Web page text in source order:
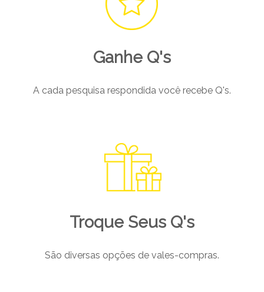
Ganhe Q's
A cada pesquisa respondida você recebe Q's.
Troque Seus Q's
São diversas opções de vales-compras.